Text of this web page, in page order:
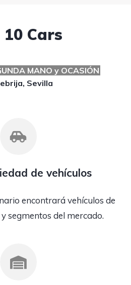
Cars
MANO y OCASIÓN
Sevilla
de vehículos
encontrará vehículos de
segmentos del mercado.